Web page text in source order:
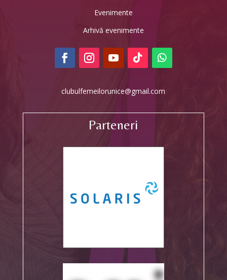
Evenimente
Arhivă evenimente
clubulfemeilorunice@gmail.com
Parteneri